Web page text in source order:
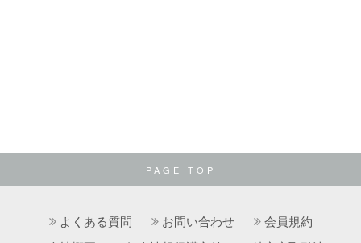
PAGE TOP
よくある質問 お問い合わせ
会員規約